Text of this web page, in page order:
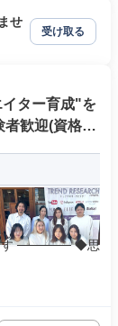
せ
受け取る
イター育成"を
者歓迎(資格不
す ────── ◆思